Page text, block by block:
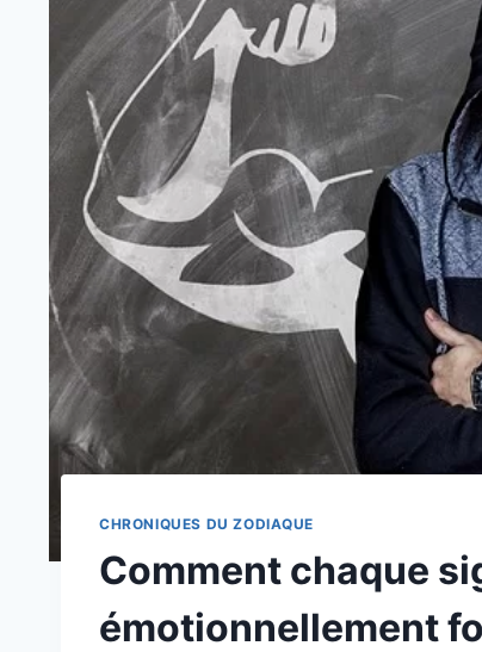
CHRONIQUES DU ZODIAQUE
Comment chaque
émotionnellement